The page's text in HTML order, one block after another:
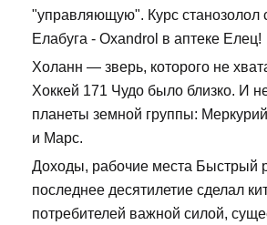
"управляющую". Курс станозолол
Елабуга - Oxandrol в аптеке Елец!
Холанн — зверь, которого не
Хоккей 171 Чудо было близко. И
планеты земной группы:
и Марс.
Доходы, рабочие места Быстрый
последнее десятилетие сделал
потребителей важной силой,